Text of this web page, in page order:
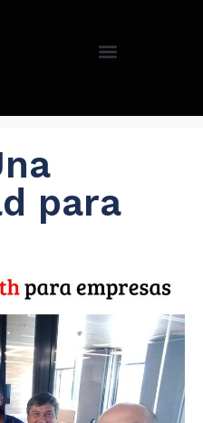
para